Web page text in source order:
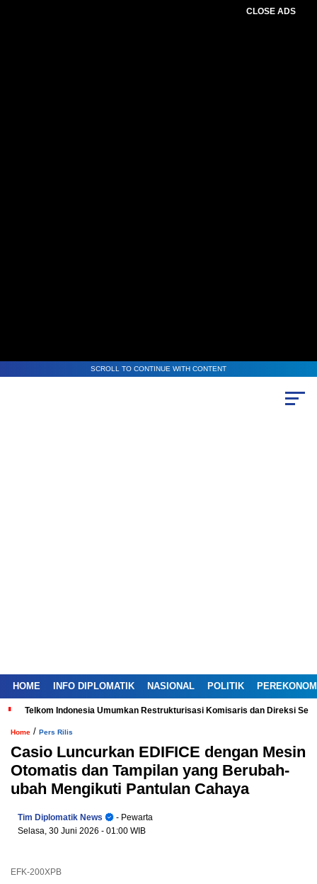
CLOSE ADS
SCROLL TO CONTINUE WITH CONTENT
HOME INFO DIPLOMATIK NASIONAL POLITIK
Telkom Indonesia Umumkan Restrukturisasi Komisaris dan Direksi
Home / Pers Rilis
Casio Luncurkan EDIFICE dengan Mesin
Otomatis dan Tampilan yang Berubah-
ubah Mengikuti Pantulan Cahaya
Tim Diplomatik News
- Pewarta
Selasa, 30 Juni 2026 - 01:00 WIB
EFK-200XPB